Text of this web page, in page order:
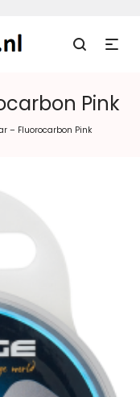
Pink
– Fluorocarbon Pink